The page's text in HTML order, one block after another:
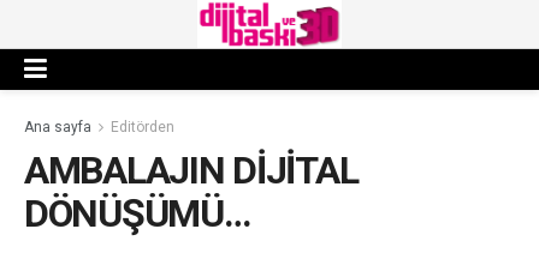
Ana sayfa Editörden
AMBALAJIN DİJİTAL
DÖNÜŞÜMÜ…